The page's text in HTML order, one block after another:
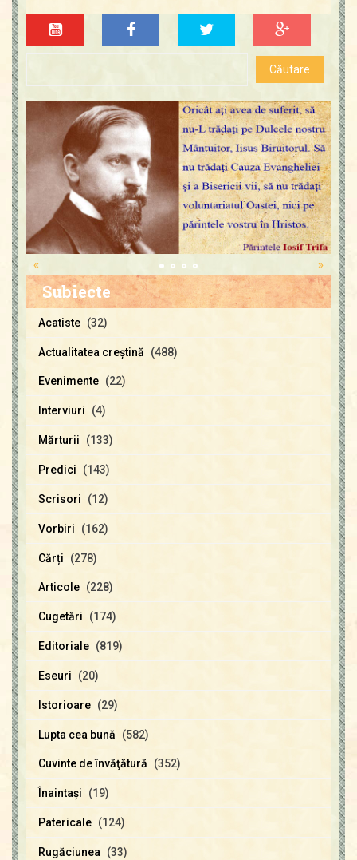
»
«
Subiecte
Acatiste (32)
Actualitatea creştină (488)
Evenimente (22)
Interviuri (4)
Mărturii (133)
Predici (143)
Scrisori (12)
Vorbiri (162)
Cărți (278)
Articole (228)
Cugetări (174)
Editoriale (819)
Eseuri (20)
Istorioare (29)
Lupta cea bună (582)
Cuvinte de învăţătură (352)
Înaintaşi (19)
Patericale (124)
Rugăciunea (33)